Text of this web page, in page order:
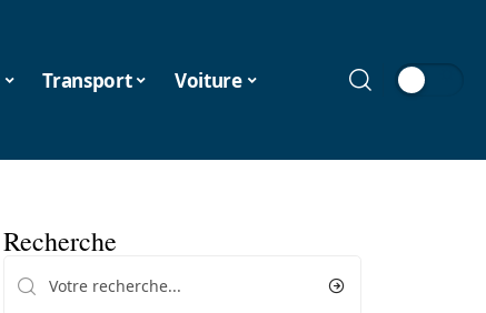
Transport Voiture
Recherche